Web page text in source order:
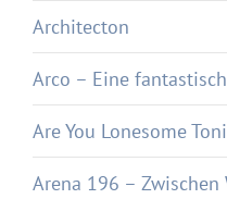
Architecton
Arco – Eine
Are You Lonesome
Arena 196 – Zwischen